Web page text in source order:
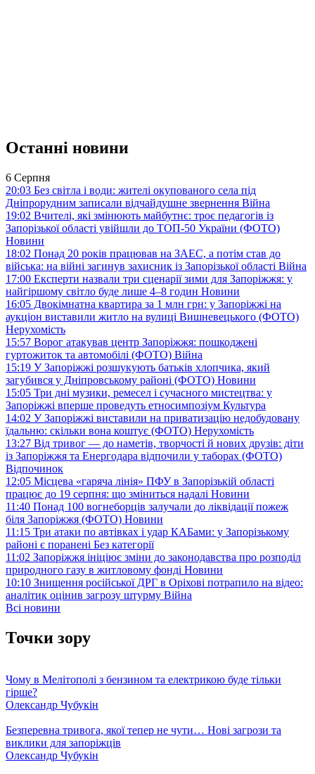
Останні новини
6 Серпня
20:03 Без світла і води: жителі окупованого села під
Дніпрорудним записали відчайдушне звернення Війна
19:02 Вчителі, які змінюють майбутнє: троє педагогів із
Запорізької області увійшли до ТОП-50 України (ФОТО)
Новини
18:02 Понад 20 років працював на ЗАЕС, а потім став до
війська: на війні загинув захисник із Запорізької області Війна
17:00 Експерти назвали три сценарії зими для Запоріжжя: у
найгіршому світло буде лише 4–8 годин Новини
16:05 Двокімнатна квартира за 1 млн грн: у Запоріжжі на
аукціон виставили житло на вулиці Вишневецького (ФОТО)
Нерухомість
15:57 Ворог атакував центр Запоріжжя: пошкоджені
гуртожиток та автомобілі (ФОТО) Війна
15:19 У Запоріжжі розшукують батьків хлопчика, який
загубився у Дніпровському районі (ФОТО) Новини
15:05 Три дні музики, ремесел і сучасного мистецтва: у
Запоріжжі вперше проведуть етносимпозіум Культура
14:02 У Запоріжжі виставили на приватизацію недобудовану
їдальню: скільки вона коштує (ФОТО) Нерухомість
13:27 Від тривог — до наметів, творчості й нових друзів: діти
із Запоріжжя та Енергодара відпочили у таборах (ФОТО)
Відпочинок
12:05 Місцева «гаряча лінія» ПФУ в Запорізькій області
працює до 19 серпня: що зміниться надалі Новини
11:40 Понад 100 вогнеборців залучали до ліквідації пожеж
біля Запоріжжя (ФОТО) Новини
11:15 Три атаки по автівках і удар КАБами: у Запорізькому
районі є поранені Без категорії
11:02 Запоріжжя ініціює зміни до законодавства про розподіл
природного газу в житловому фонді Новини
10:10 Знищення російської ДРГ в Оріхові потрапило на відео:
аналітик оцінив загрозу штурму Війна
Всі новини
Точки зору
Чому в Мелітополі з бензином та електрикою буде тільки
гірше?
Олександр Чубукін
Безперевна тривога, якої тепер не чути… Нові загрози та
виклики для запоріжців
Олександр Чубукін